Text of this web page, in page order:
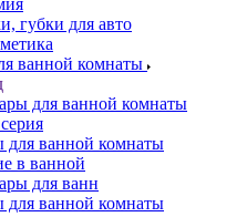
губки для авто
ванной комнаты
для ванной комнаты
для ванной комнаты
в ванной
для ванн
для ванной комнаты